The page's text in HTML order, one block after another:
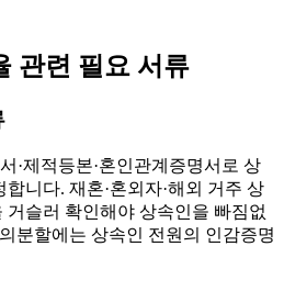
관련 필요 서류
·제적등본·혼인관계증명서로 상
니다. 재혼·혼외자·해외 거주 상
슬러 확인해야 상속인을 빠짐없
분할에는 상속인 전원의 인감증명